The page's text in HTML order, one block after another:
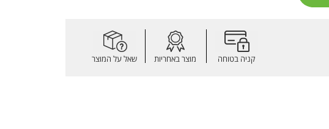
קניה בטוחה מוצר באחריות שאל על המוצר